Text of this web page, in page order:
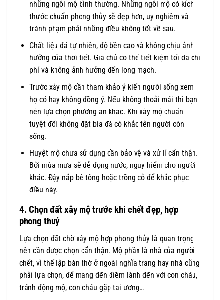
những ngôi mộ bình thường. Những ngôi mộ có kích
thước chuẩn phong thủy sẽ đẹp hơn, uy nghiêm và
tránh phạm phải những điều không tốt về sau.
Chất liệu đá tự nhiên, độ bền cao và không chịu ảnh
hưởng của thời tiết. Gia chủ có thể tiết kiệm tối đa chi
phí và không ảnh hưởng đến long mạch.
Trước xây mộ cần tham khảo ý kiến người sống xem
họ có hay không đồng ý. Nếu không thoải mái thì bạn
nên lựa chọn phương án khác. Khi xây mộ chuẩn
tuyệt đối không đặt bia đá có khắc tên người còn
sống.
Huyệt mộ chưa sử dụng cần bảo vệ và xử lí cẩn thận.
Bởi mùa mưa sẽ dễ đọng nước, nguy hiểm cho người
khác. Đậy nắp bê tông hoặc trồng cỏ để khắc phục
điều này.
4. Chọn đất xây mộ trước khi chết đẹp, hợp
phong thuỷ
Lựa chọn đất chờ xây mộ hợp phong thủy là quan trọng
nên cần được chọn cẩn thận. Mộ phần là nhà của người
chết, vì thế lập bàn thờ ở ngoài nghĩa trang hay nhà cũng
phải lựa chọn, để mang đến điềm lành đến với con cháu,
tránh động mộ, con cháu gặp tai ương…